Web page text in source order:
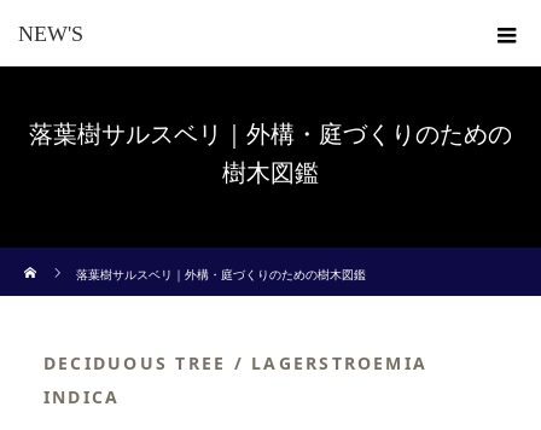
NEW'S
落葉樹サルスベリ｜外構・庭づくりのための
樹木図鑑
落葉樹サルスベリ｜外構・庭づくりのための樹木図鑑
DECIDUOUS TREE / LAGERSTROEMIA
INDICA